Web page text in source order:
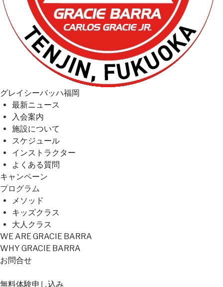
グレイシーバッハ福岡
最新ニュース
入会案内
施設について
スケジュール
インストラクター
よくある質問
キャンペーン
プログラム
メソッド
キッズクラス
大人クラス
WE ARE GRACIE BARRA
WHY GRACIE BARRA
お問合せ
無料体験申し込み